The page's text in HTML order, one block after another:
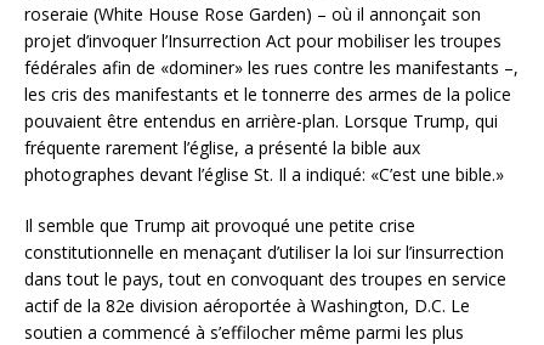
roseraie (White House Rose Garden) – où il annonçait son
projet d’invoquer l’Insurrection Act pour mobiliser les troupes
fédérales afin de «dominer» les rues contre les manifestants –,
les cris des manifestants et le tonnerre des armes de la police
pouvaient être entendus en arrière-plan. Lorsque Trump, qui
fréquente rarement l’église, a présenté la bible aux
photographes devant l’église St. Il a indiqué: «C’est une bible.»
Il semble que Trump ait provoqué une petite crise
constitutionnelle en menaçant d’utiliser la loi sur l’insurrection
dans tout le pays, tout en convoquant des troupes en service
actif de la 82e division aéroportée à Washington, D.C. Le
soutien a commencé à s’effilocher même parmi les plus